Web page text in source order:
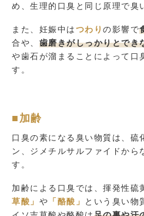
め、生理的口臭と同じ原理で臭
また、妊娠中はつわり の影響で
合や、 歯磨きがしっかりとでき
や歯石が溜まることによって口
す。
■加齢
口臭の素になる臭い物質は、硫
ン、ジメチルサルファイドから
す。
加齢による口臭では、揮発性硫
草酸」 や 「酪酸」
という臭い物